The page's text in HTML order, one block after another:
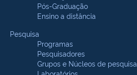
Pós-Graduação
Ensino a distância
Pesquisa
Programas
Pesquisadores
Grupos e Núcleos de pesquisa